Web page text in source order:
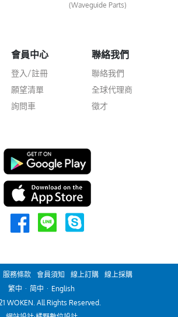
(Waveguide Parts)
會員中心
登入/註冊
願望清單
詢問車
聯絡我們
聯絡我們
全球代理商
徵才
服務條款 會員須知 線上訂購
線上採購
繁中 · 简中 · English
WOKEN. All Rights Reserved.